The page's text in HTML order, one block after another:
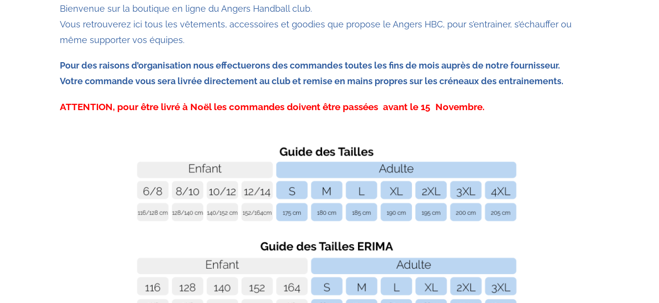
Bienvenue sur la boutique en ligne du Angers Handball club.
Vous retrouverez ici tous les vêtements, accessoires et goodies que propose le Angers HBC, pour s’entrainer, s’échauffer ou
même supporter vos équipes.
Pour des raisons d’organisation nous effectuerons des commandes toutes les fins de mois auprès de notre fournisseur.
Votre commande vous sera livrée directement au club et remise en mains propres sur les créneaux des entrainements.
ATTENTION, pour être livré à Noël les commandes doivent être passées avant le 15 Novembre.